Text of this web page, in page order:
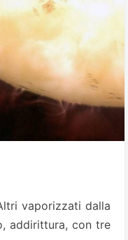
vaporizzati dalla
addirittura, con tre